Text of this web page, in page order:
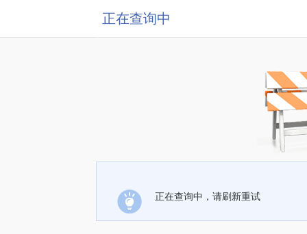
正在查询中
正在查询中，请刷新重试